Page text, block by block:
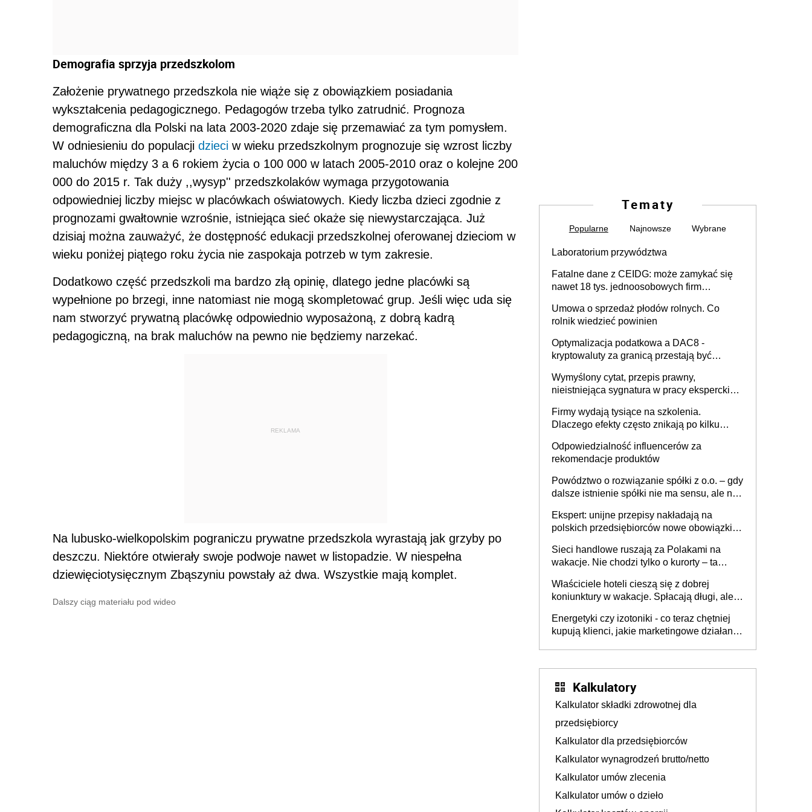
Demografia sprzyja przedszkolom
Założenie prywatnego przedszkola nie wiąże się z obowiązkiem posiadania
wykształcenia pedagogicznego. Pedagogów trzeba tylko zatrudnić. Prognoza
demograficzna dla Polski na lata 2003-2020 zdaje się przemawiać za tym pomysłem.
W odniesieniu do populacji dzieci w wieku przedszkolnym prognozuje się wzrost liczby
maluchów między 3 a 6 rokiem życia o 100 000 w latach 2005-2010 oraz o kolejne 200
000 do 2015 r. Tak duży ,,wysyp'' przedszkolaków wymaga przygotowania
odpowiedniej liczby miejsc w placówkach oświatowych. Kiedy liczba dzieci zgodnie z
prognozami gwałtownie wzrośnie, istniejąca sieć okaże się niewystarczająca. Już
dzisiaj można zauważyć, że dostępność edukacji przedszkolnej oferowanej dzieciom w
wieku poniżej piątego roku życia nie zaspokaja potrzeb w tym zakresie.
Dodatkowo część przedszkoli ma bardzo złą opinię, dlatego jedne placówki są
wypełnione po brzegi, inne natomiast nie mogą skompletować grup. Jeśli więc uda się
nam stworzyć prywatną placówkę odpowiednio wyposażoną, z dobrą kadrą
pedagogiczną, na brak maluchów na pewno nie będziemy narzekać.
REKLAMA
Na lubusko-wielkopolskim pograniczu prywatne przedszkola wyrastają jak grzyby po
deszczu. Niektóre otwierały swoje podwoje nawet w listopadzie. W niespełna
dziewięciotysięcznym Zbąszyniu powstały aż dwa. Wszystkie mają komplet.
Dalszy ciąg materiału pod wideo
Tematy
Popularne Najnowsze Wybrane
Laboratorium przywództwa
Fatalne dane z CEIDG: może zamykać się
nawet 18 tys. jednoosobowych firm
Umowa o sprzedaż płodów rolnych. Co
rolnik wiedzieć powinien
Optymalizacja podatkowa a DAC8 -
kryptowaluty za granicą przestają być
Wymyślony cytat, przepis prawny,
nieistniejąca sygnatura w pracy eksperckiej -
firmie
Firmy wydają tysiące na szkolenia.
Dlaczego efekty często znikają po kilku
Odpowiedzialność influencerów za
rekomendacje produktów
Powództwo o rozwiązanie spółki z o.o. – gdy
dalsze istnienie spółki nie ma sensu, ale nie
Ekspert: unijne przepisy nakładają na
polskich przedsiębiorców nowe obowiązki w
Sieci handlowe ruszają za Polakami na
wakacje. Nie chodzi tylko o kurorty – ta
tam, gdzie wielu spędzi urlop po cichu
Właściciele hoteli cieszą się z dobrej
koniunktury w wakacje. Spłacają długi, ale
Energetyki czy izotoniki - co teraz chętniej
kupują klienci, jakie marketingowe działania
Kalkulatory
Kalkulator składki zdrowotnej dla
przedsiębiorcy
Kalkulator dla przedsiębiorców
Kalkulator wynagrodzeń brutto/netto
Kalkulator umów zlecenia
Kalkulator umów o dzieło